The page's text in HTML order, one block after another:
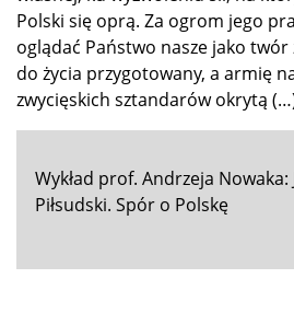
Polski się oprą. Za ogrom jego
oglądać Państwo nasze jako twór
do życia przygotowany, a armię
zwycięskich sztandarów okrytą
Wykład prof. Andrzeja Nowaka:
Piłsudski. Spór o Polskę